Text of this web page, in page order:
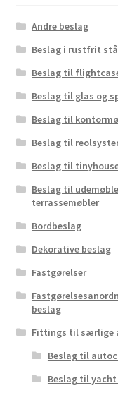
Andre beslag
Beslag i rustfrit
Beslag til
Beslag til glas og
Beslag til
Beslag til
Beslag til
Beslag til
terrassemøbler
Bordbeslag
Dekorative beslag
Fastgørelser
beslag
Fittings til særlige
Beslag til
Beslag til yacht